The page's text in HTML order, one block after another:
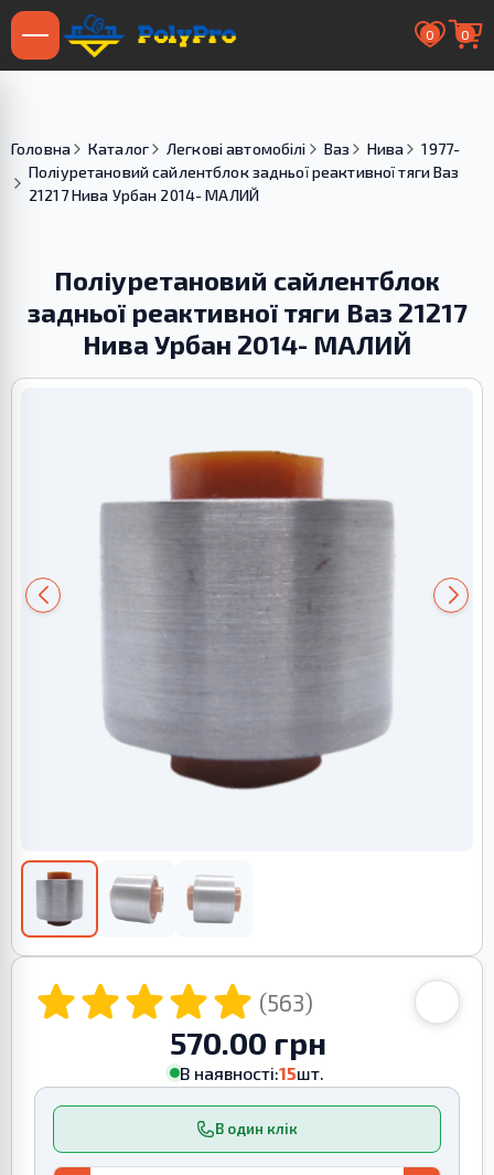
0 0
Головна Каталог Легкові автомобілі Ваз Нива
1977-
Поліуретановий сайлентблок задньої реактивної тяги Ваз
21217 Нива Урбан 2014- МАЛИЙ
Поліуретановий сайлентблок
задньої реактивної тяги Ваз 21217
Нива Урбан 2014- МАЛИЙ
(563)
570.00 грн
В наявності:15шт.
В один клік